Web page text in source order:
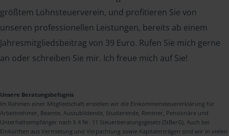
größtem Lohnsteuerverein, und profitieren Sie von
unseren professionellen Leistungen, bereits ab einem
Jahresmitgliedsbeitrag von 39 Euro. Rufen Sie mich gerne
an oder schreiben Sie mir. Ich freue mich auf Sie!
Unsere Beratungsbefugnis
Im Rahmen einer Mitgliedschaft erstellen wir die Einkommensteuererklärung für
Arbeitnehmer, Beamte, Auszubildende, Studierende, Rentner, Pensionäre und
Unterhaltsempfänger nach § 4 Nr. 11 Steuerberatungsgesetz (StBerG). Auch bei
Einkünften aus Vermietung und Verpachtung sowie Kapitalerträgen sind wir in vielen